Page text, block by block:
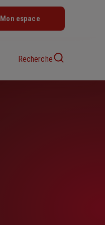
Mon espace
Recherche